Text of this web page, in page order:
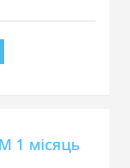
1 місяць